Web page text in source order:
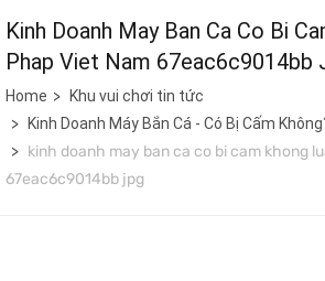
Kinh Doanh May Ban Ca Co Bi
Phap Viet Nam 67eac6c9014bb
Home
Khu vui chơi tin tức
Kinh Doanh Máy Bắn Cá - Có Bị Cấm
kinh doanh may ban ca co bi cam khong
67eac6c9014bb jpg